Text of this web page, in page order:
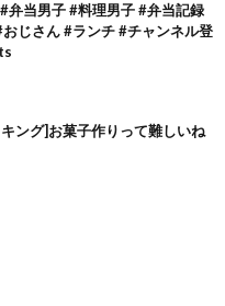
弁当男子 #料理男子 #弁当記録
じさん #ランチ #チャンネル登
ング]お菓子作りって難しいね